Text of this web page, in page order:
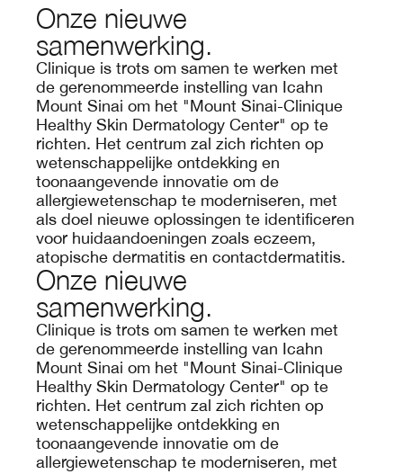
Onze nieuwe
samenwerking.
Clinique is trots om samen te werken met
de gerenommeerde instelling van Icahn
Mount Sinai om het "Mount Sinai-Clinique
Healthy Skin Dermatology Center" op te
richten. Het centrum zal zich richten op
wetenschappelijke ontdekking en
toonaangevende innovatie om de
allergiewetenschap te moderniseren, met
als doel nieuwe oplossingen te identificeren
voor huidaandoeningen zoals eczeem,
atopische dermatitis en contactdermatitis.
Onze nieuwe
samenwerking.
Clinique is trots om samen te werken met
de gerenommeerde instelling van Icahn
Mount Sinai om het "Mount Sinai-Clinique
Healthy Skin Dermatology Center" op te
richten. Het centrum zal zich richten op
wetenschappelijke ontdekking en
toonaangevende innovatie om de
allergiewetenschap te moderniseren, met